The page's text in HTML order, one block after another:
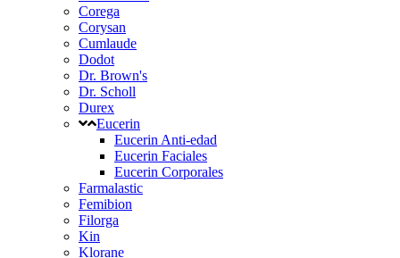
Corega
Corysan
Cumlaude
Dodot
Dr. Brown's
Dr. Scholl
Durex
Eucerin
Eucerin Anti-edad
Eucerin Faciales
Eucerin Corporales
Farmalastic
Femibion
Filorga
Kin
Klorane